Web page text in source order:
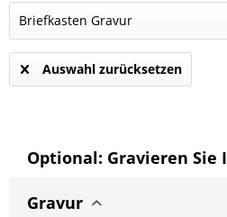
Auswahl zurücksetzen
Optional: Gravieren Sie
Gravur